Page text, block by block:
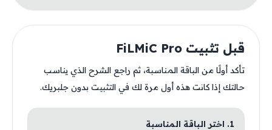
قبل تثبيت FiLMiC Pro
تأكد أولًا من الباقة المناسبة، ثم راجع الشرح الذي يناسب
حالتك إذا كانت هذه أول مرة لك في التثبيت بدون جلبريك.
1. اختر الباقة المناسبة